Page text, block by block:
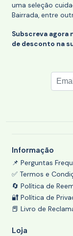
uma seleção
Bairrada, entre
Subscreva agora
de desconto na
Informação
📌 Perguntas
✅ Termos e
🔄 Política de
🔐 Política de
📕 Livro de
Loja